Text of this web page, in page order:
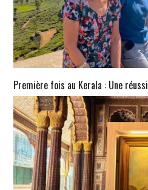
Première fois au Kerala : Une